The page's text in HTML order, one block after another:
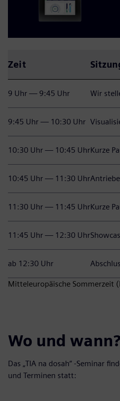
Zeit
9 Uhr — 9:45 Uhr Wir
9:45 Uhr — 10:30 Uhr
10:30 Uhr — 10:45 UhrKurze
10:45 Uhr — 11:30 Uhr
11:30 Uhr — 11:45 UhrKurze
11:45 Uhr — 12:30 Uhr
ab 12:30 Uhr
Mitteleuropäische Sommerzeit
Wo und wann?
Das „TIA na dosah“ -Seminar
und Terminen statt: